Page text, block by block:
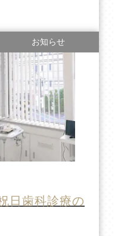
お知らせ
日歯科診療の